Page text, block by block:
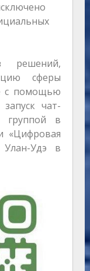
решений,
сферы
с помощью
чат-
группой в
«Цифровая
Удэ в